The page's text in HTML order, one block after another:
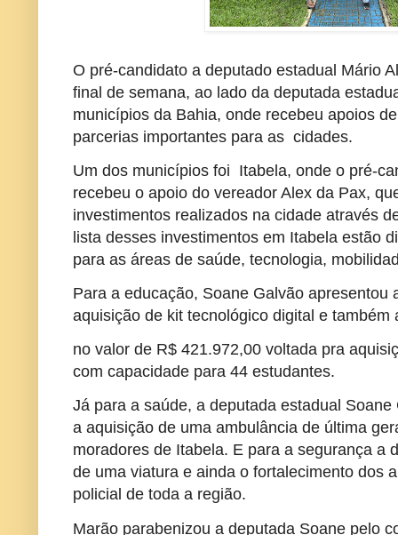
O pré-candidato a deputado estadual Mário
final de semana, ao lado da deputada
municípios da Bahia, onde recebeu apoios
parcerias importantes para as cidades.
Um dos municípios foi Itabela, onde o pré-
recebeu o apoio do vereador Alex da Pax,
investimentos realizados na cidade através
lista desses investimentos em Itabela estão
para as áreas de saúde, tecnologia,
Para a educação, Soane Galvão apresentou
aquisição de kit tecnológico digital e
no valor de R$ 421.972,00 voltada pra
com capacidade para 44 estudantes.
Já para a saúde, a deputada estadual
a aquisição de uma ambulância de última
moradores de Itabela. E para a segurança a
de uma viatura e ainda o fortalecimento dos
policial de toda a região.
Marão parabenizou a deputada Soane pelo